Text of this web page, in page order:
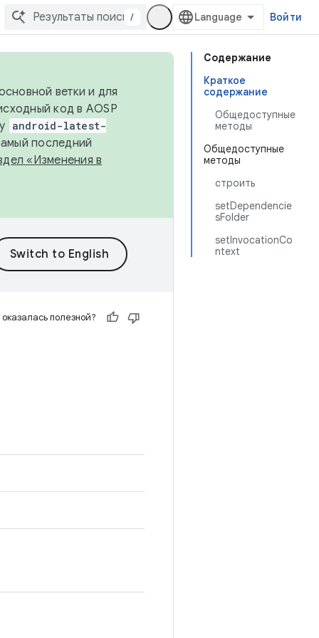
/ Войти
Содержание
Краткое
содержание
Общедоступные
методы
Общедоступные
методы
строить
setDependencie
sFolder
setInvocationCo
ntext
ветки и для
код в AOSP
android-latest-
последний
«Изменения в
полезной?